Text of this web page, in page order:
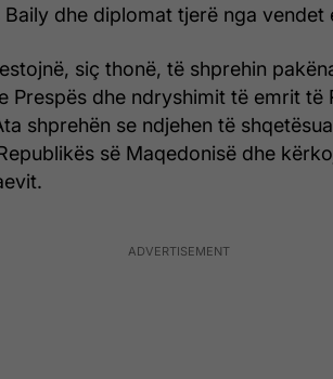
Baily dhe diplomat tjerë nga vendet
siç thonë, të shprehin
Prespës dhe ndryshimit të emrit të
shprehën se ndjehen të
së Maqedonisë dhe